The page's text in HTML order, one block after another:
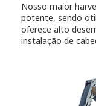
Nosso maior
potente, sendo
oferece alto
instalação de